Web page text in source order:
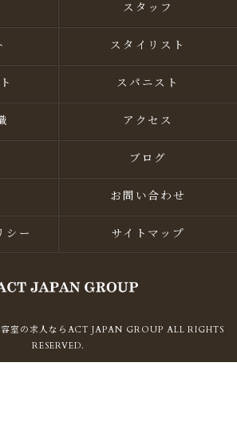
スタッフ
スタイリスト
スパニスト
アクセス
ブログ
お問い合わせ
シー サイトマップ
室の求人ならACT JAPAN GROUP ALL RIGHTS
RESERVED.